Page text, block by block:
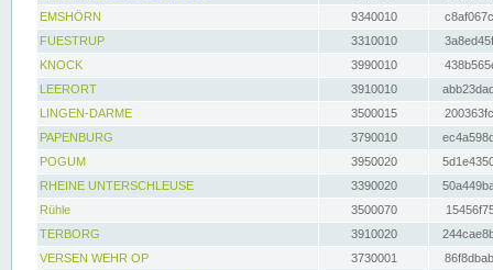
EMSHÖRN
9340010
FUESTRUP
3310010
KNOCK
3990010
LEERORT
3910010
LINGEN-DARME
3500015
PAPENBURG
3790010
POGUM
3950020
RHEINE UNTERSCHLEUSE
3390020
Rühle
3500070
TERBORG
3910020
VERSEN WEHR OP
3730001